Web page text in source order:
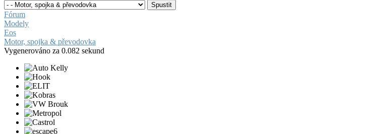
Fórum
Modely
Eos
Motor, spojka & převodovka
Vygenerováno za 0.082 sekund